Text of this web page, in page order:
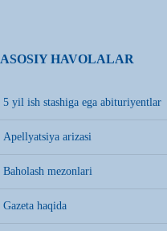
ASOSIY HAVOLALAR
5 yil ish stashiga ega abituriyentlar
Apellyatsiya arizasi
Baholash mezonlari
Gazeta haqida